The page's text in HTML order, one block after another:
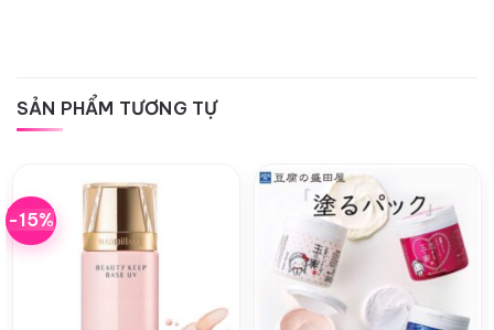
SẢN PHẨM TƯƠNG TỰ
-15%